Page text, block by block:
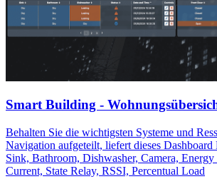
Smart Building -
Behalten Sie die wichtigsten Systeme und
Navigation aufgeteilt, liefert dieses
Sink, Bathroom, Dishwasher, Camera,
Current, State Relay, RSSI, Percentual Load